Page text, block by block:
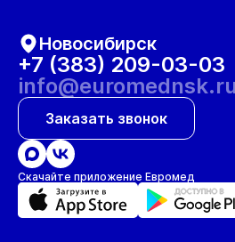
Новосибирск
+7 (383) 209-03-03
info@euromednsk.ru
Заказать звонок
Скачайте приложение Евромед